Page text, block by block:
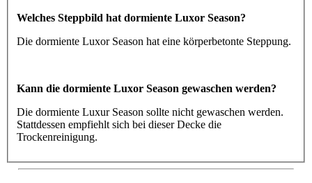
Welches Steppbild hat dormiente Luxor Season?
Die dormiente Luxor Season hat eine körperbetonte Steppung.
Kann die dormiente Luxor Season gewaschen werden?
Die dormiente Luxur Season sollte nicht gewaschen werden.
Stattdessen empfiehlt sich bei dieser Decke die
Trockenreinigung.